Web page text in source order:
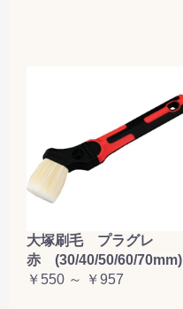
大塚刷毛 プラグレ
赤 (30/40/50/60/70mm)
￥550 ～ ￥957